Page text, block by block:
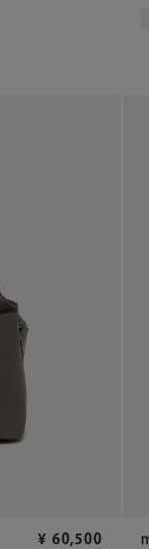
¥ 60,500